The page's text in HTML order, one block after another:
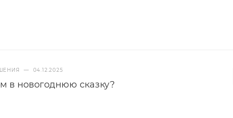
— 04.12.2025
в новогоднюю сказку?